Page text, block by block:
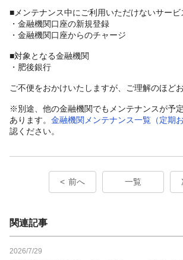
■メンテナンス中にご利用いただけないサービ
・金融機関口座の新規登録
・金融機関口座からのチャージ
■対象となる金融機関
・肥後銀行
ご不便をおかけいたしますが、ご理解のほど
※別途、他の金融機関でもメンテナンスが予
あります。 金融機関メンテナンス一覧（定期お
認ください。
前へ 一覧
関連記事
2026/7/29